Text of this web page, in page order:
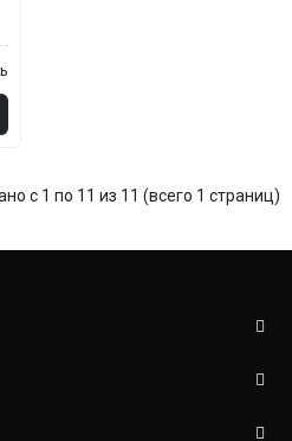
с 1 по 11 из 11 (всего 1 страниц)